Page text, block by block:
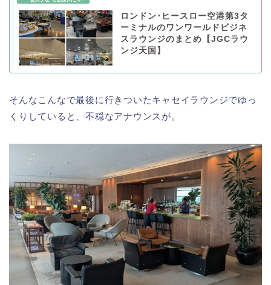
ロンドン･ヒースロー空港第3タ
ーミナルのワンワールドビジネ
スラウンジのまとめ【JGCラウ
ンジ天国】
そんなこんなで最後に行きついたキャセイラウンジでゆっ
くりしていると、不穏なアナウンスが。